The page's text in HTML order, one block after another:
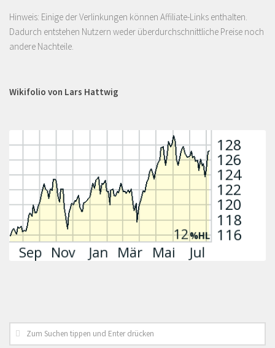
Hinweis: Einige der Verlinkungen können Affiliate-Links enthalten.
Dadurch entstehen Nutzern weder überdurchschnittliche Preise noch
andere Nachteile.
Wikifolio von Lars Hattwig